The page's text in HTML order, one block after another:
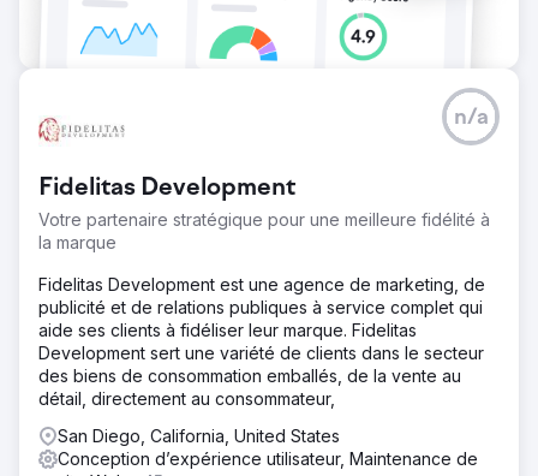
Fidelitas Development
Votre partenaire stratégique pour une meilleure fidélité à
la marque
n/a
Fidelitas Development est une agence de marketing, de
publicité et de relations publiques à service complet qui
aide ses clients à fidéliser leur marque. Fidelitas
Development sert une variété de clients dans le secteur
des biens de consommation emballés, de la vente au
détail, directement au consommateur,
San Diego, California, United States
Conception d’expérience utilisateur, Maintenance de